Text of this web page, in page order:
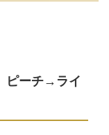
ピーチ→ライ